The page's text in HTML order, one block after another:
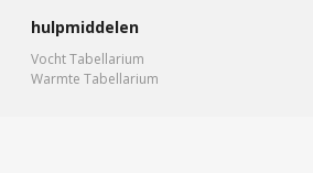
hulpmiddelen
Vocht Tabellarium
Warmte Tabellarium